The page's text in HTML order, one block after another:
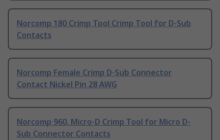
Norcomp 180 Crimp Tool Crimp Tool for D-Sub
Contacts
Norcomp Female Crimp D-Sub Connector
Contact Nickel Pin 28 AWG
Norcomp 960, Micro-D Crimp Tool for Micro D-
Sub Connector Contacts